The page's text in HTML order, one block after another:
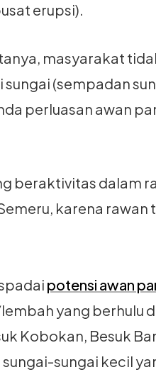
erupsi).
masyarakat
(sempadan
perluasan awan
beraktivitas dalam
karena
potensi awan
yang berhulu
Kobokan, Besuk
sungai kecil